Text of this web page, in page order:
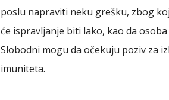
poslu napraviti neku grešku, zbog
će ispravljanje biti lako, kao da
Slobodni mogu da očekuju poziv za
imuniteta.